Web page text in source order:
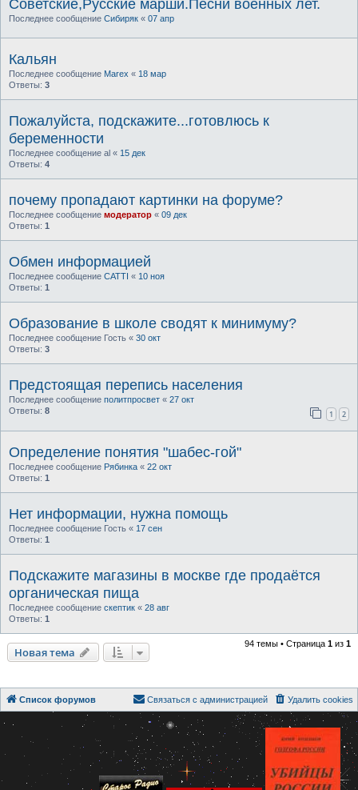
Советские,Русские марши.Песни военных лет.
Последнее сообщение Сибиряк « 07 апр
Кальян
Последнее сообщение Marex « 18 мар
Ответы: 3
Пожалуйста, подскажите...готовлюсь к
беременности
Последнее сообщение al « 15 дек
Ответы: 4
почему пропадают картинки на форуме?
Последнее сообщение модератор « 09 дек
Ответы: 1
Обмен информацией
Последнее сообщение CATTI « 10 ноя
Ответы: 1
Образование в школе сводят к минимуму?
Последнее сообщение Гость « 30 окт
Ответы: 3
Предстоящая перепись населения
Последнее сообщение политпросвет « 27 окт
Ответы: 8 1 2
Определение понятия "шабес-гой"
Последнее сообщение Рябинка « 22 окт
Ответы: 1
Нет информации, нужна помощь
Последнее сообщение Гость « 17 сен
Ответы: 1
Подскажите магазины в москве где продаётся
органическая пища
Последнее сообщение скептик « 28 авг
Ответы: 1
Новая тема
94 темы • Страница 1 из 1
Список форумов Удалить cookies
Связаться с администрацией